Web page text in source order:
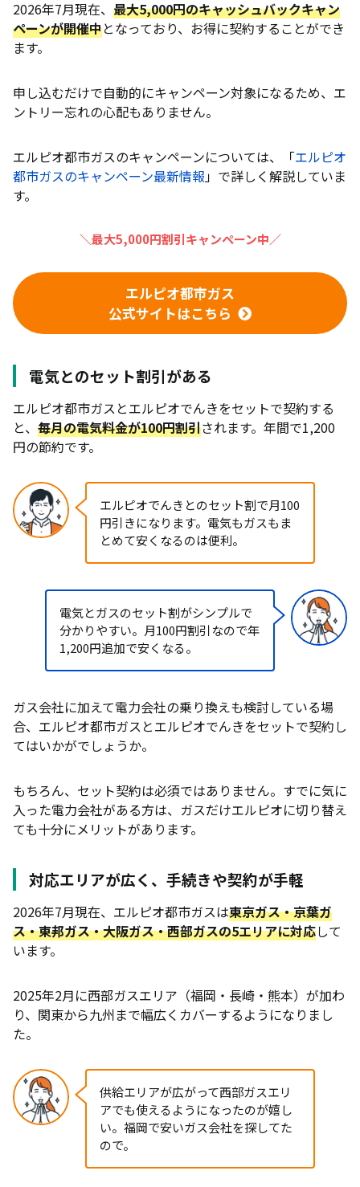
2026年7月現在、 最大5,000円のキャッシュバックキャン
ペーンが開催中となっており、お得に契約することができ
ます。
申し込むだけで自動的にキャンペーン対象になるため、エ
ントリー忘れの心配もありません。
エルピオ都市ガスのキャンペーンについては、「エルピオ
都市ガスのキャンペーン最新情報 」で詳しく解説していま
す。
＼最大5,000円割引キャンペーン中／
エルピオ都市ガス
公式サイトはこちら
電気とのセット割引がある
エルピオ都市ガスとエルピオでんきをセットで契約する
と、 毎月の電気料金が100円割引されます。年間で1,200
円の節約です。
エルピオでんきとのセット割で月100
円引きになります。電気もガスもま
とめて安くなるのは便利。
電気とガスのセット割がシンプルで
分かりやすい。月100円割引なので年
1,200円追加で安くなる。
ガス会社に加えて電力会社の乗り換えも検討している場
合、エルピオ都市ガスとエルピオでんきをセットで契約し
てはいかがでしょうか。
もちろん、セット契約は必須ではありません。すでに気に
入った電力会社がある方は、ガスだけエルピオに切り替え
ても十分にメリットがあります。
対応エリアが広く、手続きや契約が手軽
2026年7月現在、エルピオ都市ガスは東京ガス・京葉ガ
ス・東邦ガス・大阪ガス・西部ガスの5エリアに対応して
います。
2025年2月に西部ガスエリア（福岡・長崎・熊本）が加わ
り、関東から九州まで幅広くカバーするようになりまし
た。
供給エリアが広がって西部ガスエリ
アでも使えるようになったのが嬉し
い。福岡で安いガス会社を探してた
ので。